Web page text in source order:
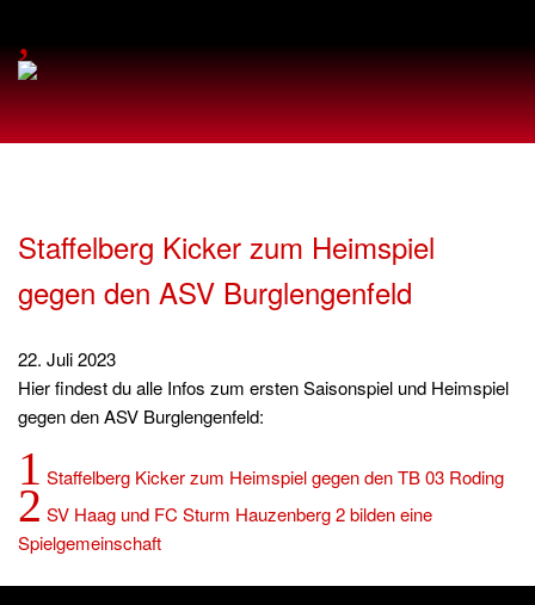
,
Staffelberg Kicker zum Heimspiel
gegen den ASV Burglengenfeld
22. Juli 2023
Hier findest du alle Infos zum ersten Saisonspiel und Heimspiel
gegen den ASV Burglengenfeld:
1 Staffelberg Kicker zum Heimspiel gegen den TB 03 Roding
2 SV Haag und FC Sturm Hauzenberg 2 bilden eine
Spielgemeinschaft